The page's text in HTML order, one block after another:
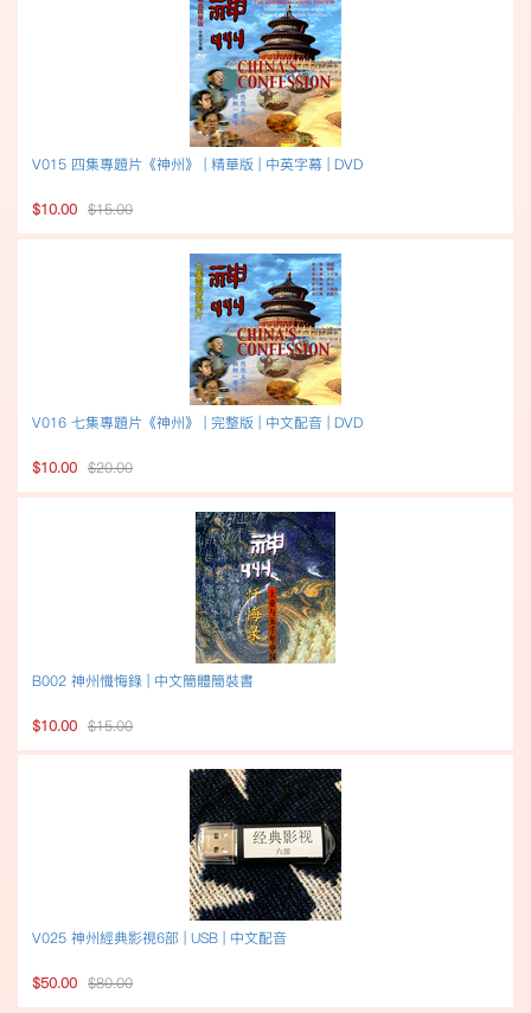
V015 四集專題片《神州》 | 精華版 | 中英字幕 | DVD
$10.00 $15.00
V016 七集專題片《神州》 | 完整版 | 中文配音 | DVD
$10.00 $20.00
B002 神州懺悔錄 | 中文簡體簡裝書
$10.00 $15.00
V025 神州經典影視6部 | USB | 中文配音
$50.00 $80.00